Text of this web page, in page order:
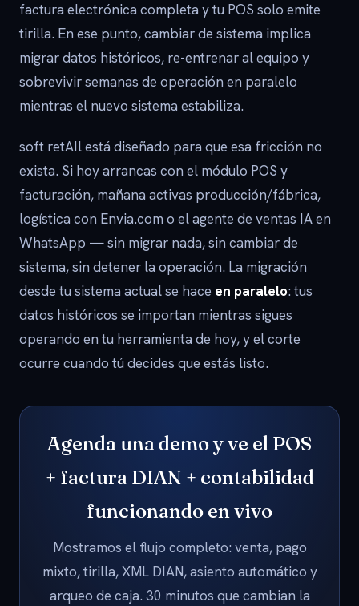
factura electrónica completa y tu POS solo emite
tirilla. En ese punto, cambiar de sistema implica
migrar datos históricos, re-entrenar al equipo y
sobrevivir semanas de operación en paralelo
mientras el nuevo sistema estabiliza.
soft retAIl está diseñado para que esa fricción no
exista. Si hoy arrancas con el módulo POS y
facturación, mañana activas producción/fábrica,
logística con Envia.com o el agente de ventas IA en
WhatsApp — sin migrar nada, sin cambiar de
sistema, sin detener la operación. La migración
desde tu sistema actual se hace en paralelo: tus
datos históricos se importan mientras sigues
operando en tu herramienta de hoy, y el corte
ocurre cuando tú decides que estás listo.
Agenda una demo y ve el POS
+ factura DIAN + contabilidad
funcionando en vivo
Mostramos el flujo completo: venta, pago
mixto, tirilla, XML DIAN, asiento automático y
arqueo de caja. 30 minutos que cambian la